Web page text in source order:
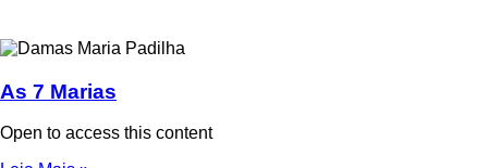
As 7 Marias
Open to access this content